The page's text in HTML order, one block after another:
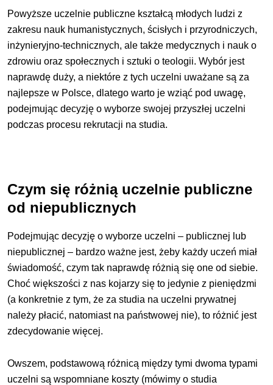
Powyższe uczelnie publiczne kształcą młodych ludzi z
zakresu nauk humanistycznych, ścisłych i przyrodniczych,
inżynieryjno-technicznych, ale także medycznych i nauk o
zdrowiu oraz społecznych i sztuki o teologii. Wybór jest
naprawdę duży, a niektóre z tych uczelni uważane są za
najlepsze w Polsce, dlatego warto je wziąć pod uwagę,
podejmując decyzję o wyborze swojej przyszłej uczelni
podczas procesu rekrutacji na studia.
Czym się różnią uczelnie publiczne
od niepublicznych
Podejmując decyzję o wyborze uczelni – publicznej lub
niepublicznej – bardzo ważne jest, żeby każdy uczeń miał
świadomość, czym tak naprawdę różnią się one od siebie.
Choć większości z nas kojarzy się to jedynie z pieniędzmi
(a konkretnie z tym, że za studia na uczelni prywatnej
należy płacić, natomiast na państwowej nie), to różnić jest
zdecydowanie więcej.
Owszem, podstawową różnicą między tymi dwoma typami
uczelni są wspomniane koszty (mówimy o studia